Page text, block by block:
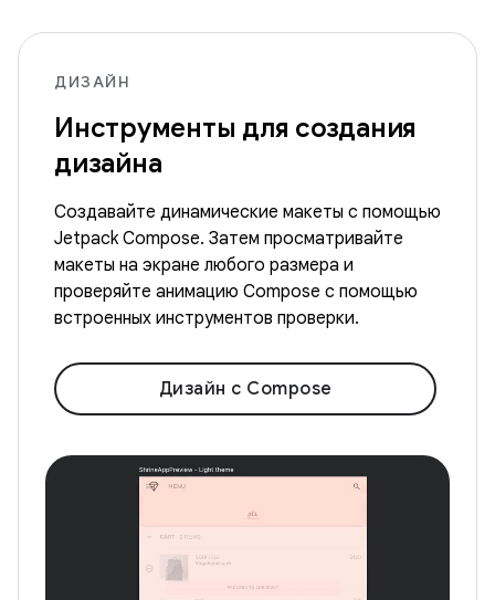
ДИЗАЙН
Инструменты для создания
дизайна
Создавайте динамические макеты с помощью
Jetpack Compose. Затем просматривайте
макеты на экране любого размера и
проверяйте анимацию Compose с помощью
встроенных инструментов проверки.
Дизайн с Compose